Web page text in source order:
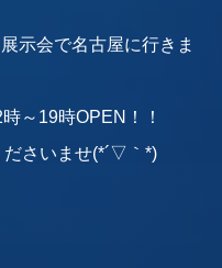
示会で名古屋に行きま
～19時OPEN！！
さいませ(*´▽｀*)